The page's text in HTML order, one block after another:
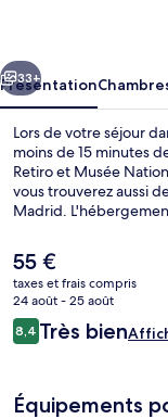
Suivant
33+
Présentation
Lors de votre séjour
moins de 15 minutes
Retiro et Musée
vous trouverez aussi
Madrid.
et Station Palos de la
Le
prix
actuel
est
de
55 €
taxes et frais compris
24 août - 25 août
Avis
voyageurs
8,48,4 sur 10
Très bien
Équipements